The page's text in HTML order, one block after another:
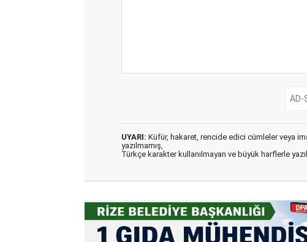
UYARI: Küfür, hakaret, rencide edici cümleler veya
yazılmamış,
Türkçe karakter kullanılmayan ve büyük harflerle